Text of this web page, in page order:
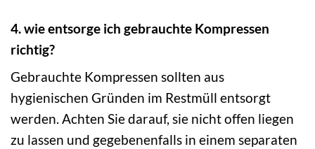
4. wie entsorge ich gebrauchte Kompressen
richtig?
Gebrauchte Kompressen sollten aus
hygienischen Gründen im Restmüll entsorgt
werden. Achten Sie darauf, sie nicht offen liegen
zu lassen und gegebenenfalls in einem separaten